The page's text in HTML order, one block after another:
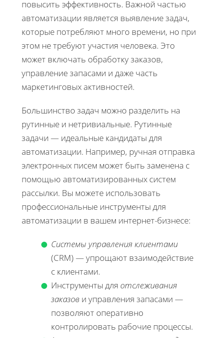
повысить эффективность. Важной частью
автоматизации является выявление задач,
которые потребляют много времени, но при
этом не требуют участия человека. Это
может включать обработку заказов,
управление запасами и даже часть
маркетинговых активностей.
Большинство задач можно разделить на
рутинные и нетривиальные. Рутинные
задачи — идеальные кандидаты для
автоматизации. Например, ручная отправка
электронных писем может быть заменена с
помощью автоматизированных систем
рассылки. Вы можете использовать
профессиональные инструменты для
автоматизации в вашем интернет-бизнесе:
Системы управления клиентами
(CRM) — упрощают взаимодействие
с клиентами.
Инструменты для отслеживания
заказов и управления запасами —
позволяют оперативно
контролировать рабочие процессы.